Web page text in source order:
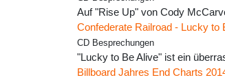
Auf "Rise Up" von Cody
Confederate Railroad - Lucky to
CD Besprechungen
"Lucky to Be Alive" ist ein
Billboard Jahres End Charts